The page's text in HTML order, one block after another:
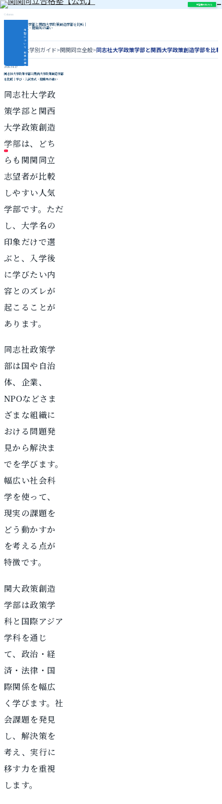
学習相談はこちら
当
塾
に
つ
い
て
授
業
の
様
子
指
導
内
格
実
績
関
同
立
コ
ラ
ム
\ 各種SNS更新中 /
Column
同志社大学政策学部と関西大学政策創造学部を比較｜
学び・入試方式・就職先の違い
大学別ガイド>関関同立全般>同志社大学政策学部と関西大学政策創造学部を比
2026.04.17
同志社大学政策学部と関西大学政策創造学部
を比較｜学び・入試方式・就職先の違い
同志社大学政
策学部と関西
大学政策創造
学部は、どち
らも関関同立
志望者が比較
しやすい人気
学部です。ただ
し、大学名の
印象だけで選
ぶと、入学後
に学びたい内
容とのズレが
起こることが
あります。
同志社政策学
部は国や自治
体、企業、
NPOなどさま
ざまな組織に
おける問題発
見から解決ま
でを学びます。
幅広い社会科
学を使って、
現実の課題を
どう動かすか
を考える点が
特徴です。
関大政策創造
学部は政策学
科と国際アジア
学科を通じ
て、政治・経
済・法律・国
際関係を幅広
く学びます。社
会課題を発見
し、解決策を
考え、実行に
移す力を重視
します。